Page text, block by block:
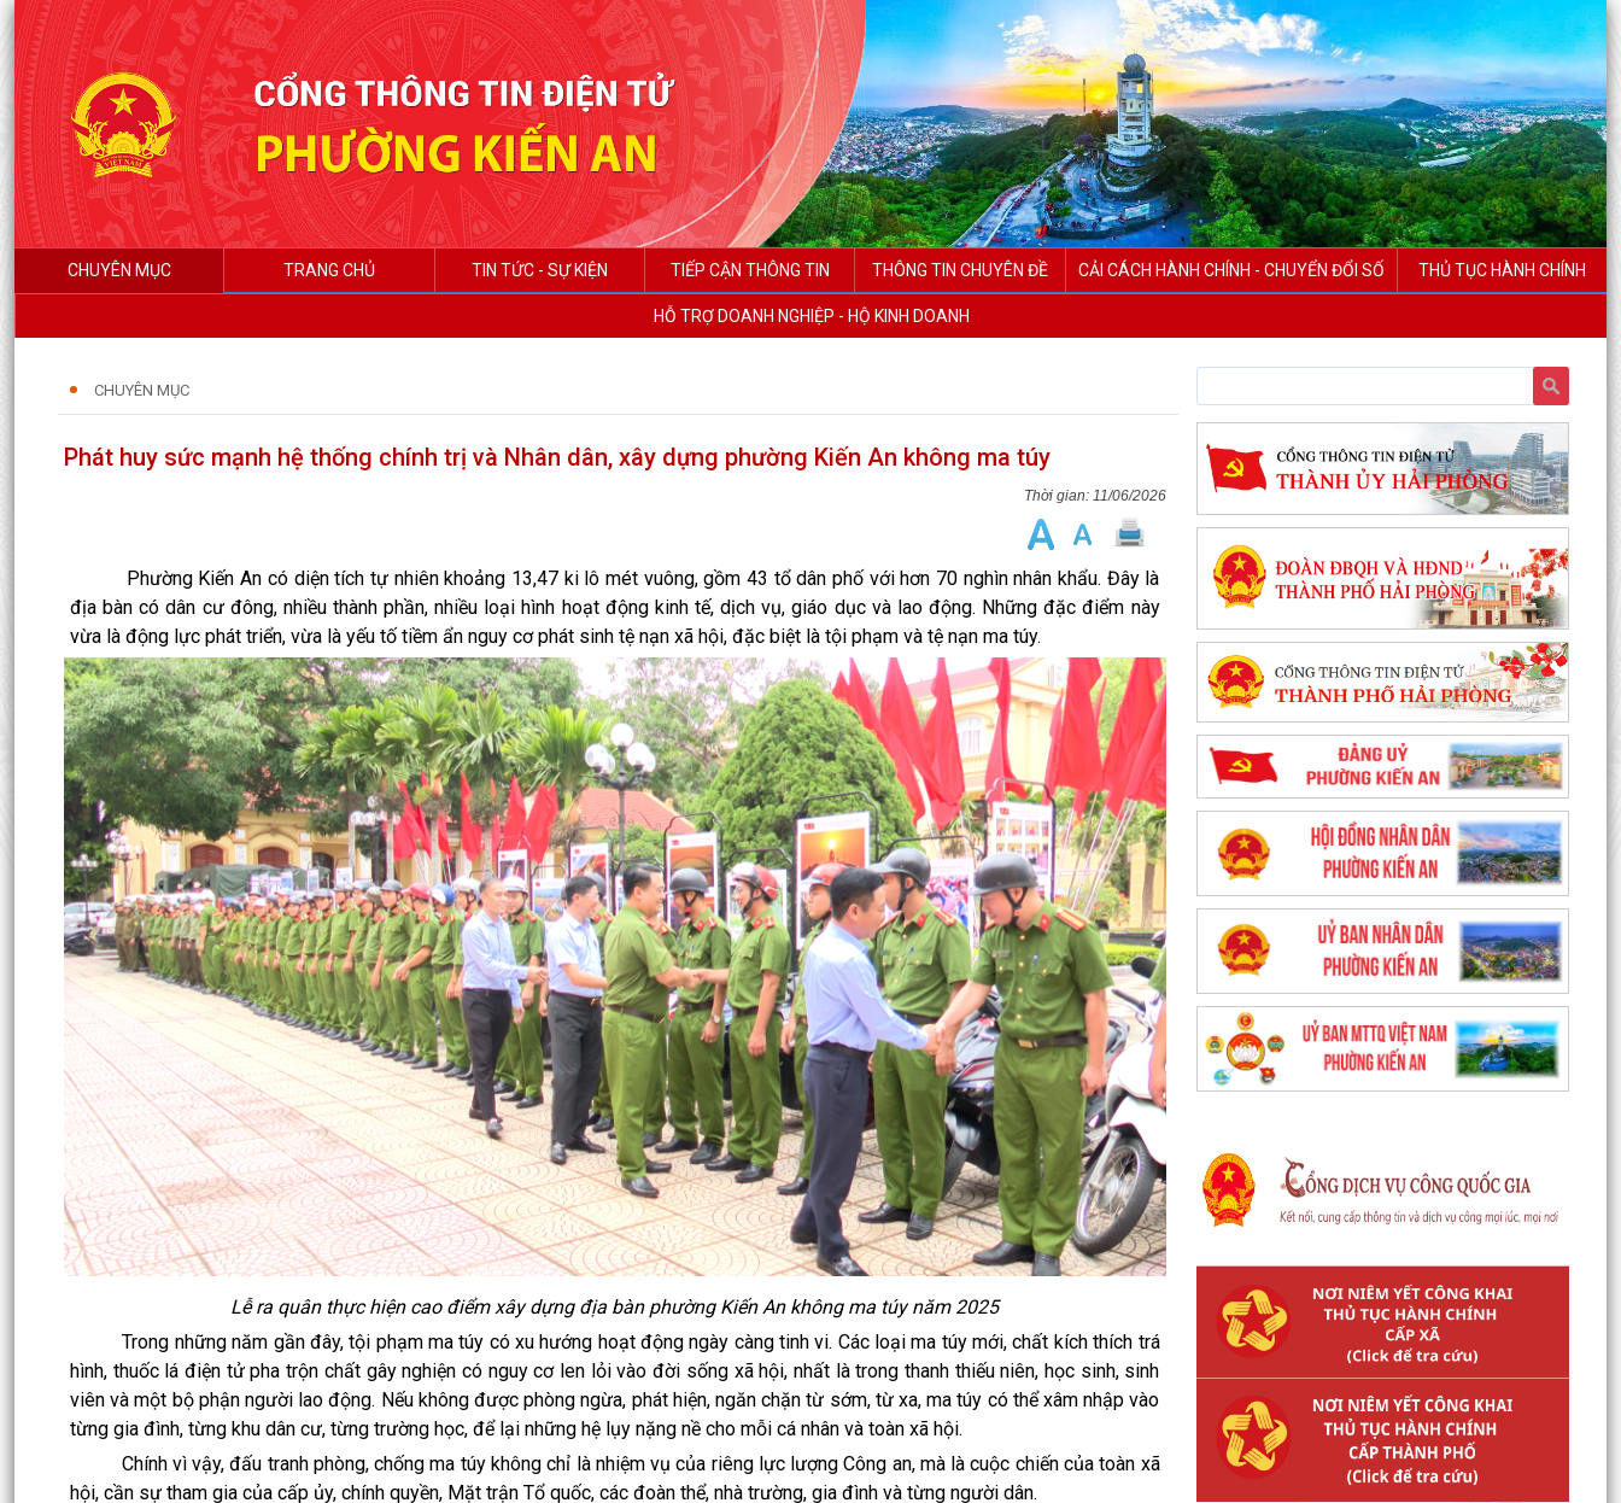
CHUYÊN MỤC TRANG CHỦ TIN TỨC - SỰ KIỆN TIẾP CẬN THÔNG TIN THÔNG TIN CHUYÊN ĐỀ CẢI CÁCH HÀNH CHÍNH - CHUYỂN ĐỔI SỐ THỦ TỤC HÀNH CHÍNH
HỖ TRỢ DOANH NGHIỆP - HỘ KINH DOANH
CHUYÊN MỤC
Phát huy sức mạnh hệ thống chính trị và Nhân dân, xây dựng phường Kiến An không ma túy
11/06/2026
Phường Kiến An có diện tích tự nhiên khoảng 13,47 ki lô mét vuông, gồm 43 tổ dân phố với hơn 70 nghìn nhân khẩu. Đây là
địa bàn có dân cư đông, nhiều thành phần, nhiều loại hình hoạt động kinh tế, dịch vụ, giáo dục và lao động. Những đặc điểm này
vừa là động lực phát triển, vừa là yếu tố tiềm ẩn nguy cơ phát sinh tệ nạn xã hội, đặc biệt là tội phạm và tệ nạn ma túy.
Lễ ra quân thực hiện cao điểm xây dựng địa bàn phường Kiến An không ma túy năm 2025
Trong những năm gần đây, tội phạm ma túy có xu hướng hoạt động ngày càng tinh vi. Các loại ma túy mới, chất kích thích trá
hình, thuốc lá điện tử pha trộn chất gây nghiện có nguy cơ len lỏi vào đời sống xã hội, nhất là trong thanh thiếu niên, học sinh, sinh
viên và một bộ phận người lao động. Nếu không được phòng ngừa, phát hiện, ngăn chặn từ sớm, từ xa, ma túy có thể xâm nhập vào
từng gia đình, từng khu dân cư, từng trường học, để lại những hệ lụy nặng nề cho mỗi cá nhân và toàn xã hội.
Chính vì vậy, đấu tranh phòng, chống ma túy không chỉ là nhiệm vụ của riêng lực lượng Công an, mà là cuộc chiến của toàn xã
hội, cần sự tham gia của cấp ủy, chính quyền, Mặt trận Tổ quốc, các đoàn thể, nhà trường, gia đình và từng người dân.